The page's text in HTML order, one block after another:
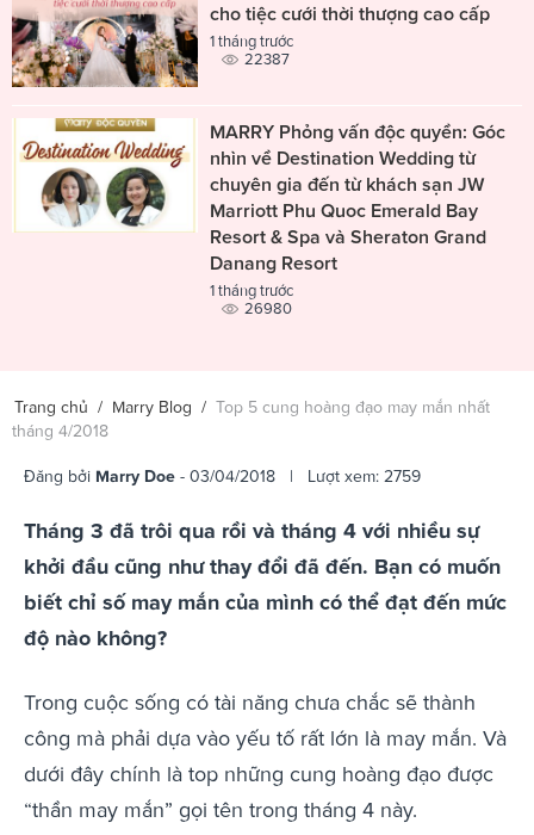
cho tiệc cưới thời thượng cao cấp
1 tháng trước
22387
MARRY Phỏng vấn độc quyền: Góc
nhìn về Destination Wedding từ
chuyên gia đến từ khách sạn JW
Marriott Phu Quoc Emerald Bay
Resort & Spa và Sheraton Grand
Danang Resort
1 tháng trước
26980
Trang chủ / Marry Blog / Top 5 cung hoàng đạo may mắn nhất
tháng 4/2018
Đăng bởi Marry Doe - 03/04/2018 | Lượt xem: 2759
Tháng 3 đã trôi qua rồi và tháng 4 với nhiều sự
khởi đầu cũng như thay đổi đã đến. Bạn có muốn
biết chỉ số may mắn của mình có thể đạt đến mức
độ nào không?
Trong cuộc sống có tài năng chưa chắc sẽ thành
công mà phải dựa vào yếu tố rất lớn là may mắn. Và
dưới đây chính là top những cung hoàng đạo được
“thần may mắn” gọi tên trong tháng 4 này.